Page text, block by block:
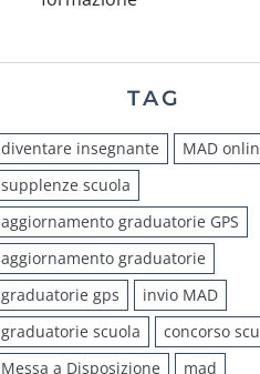
TAG
diventare insegnante
MAD
supplenze scuola
aggiornamento graduatorie GPS
aggiornamento graduatorie
graduatorie gps
invio MAD
graduatorie scuola
concorso
Messa a Disposizione
mad